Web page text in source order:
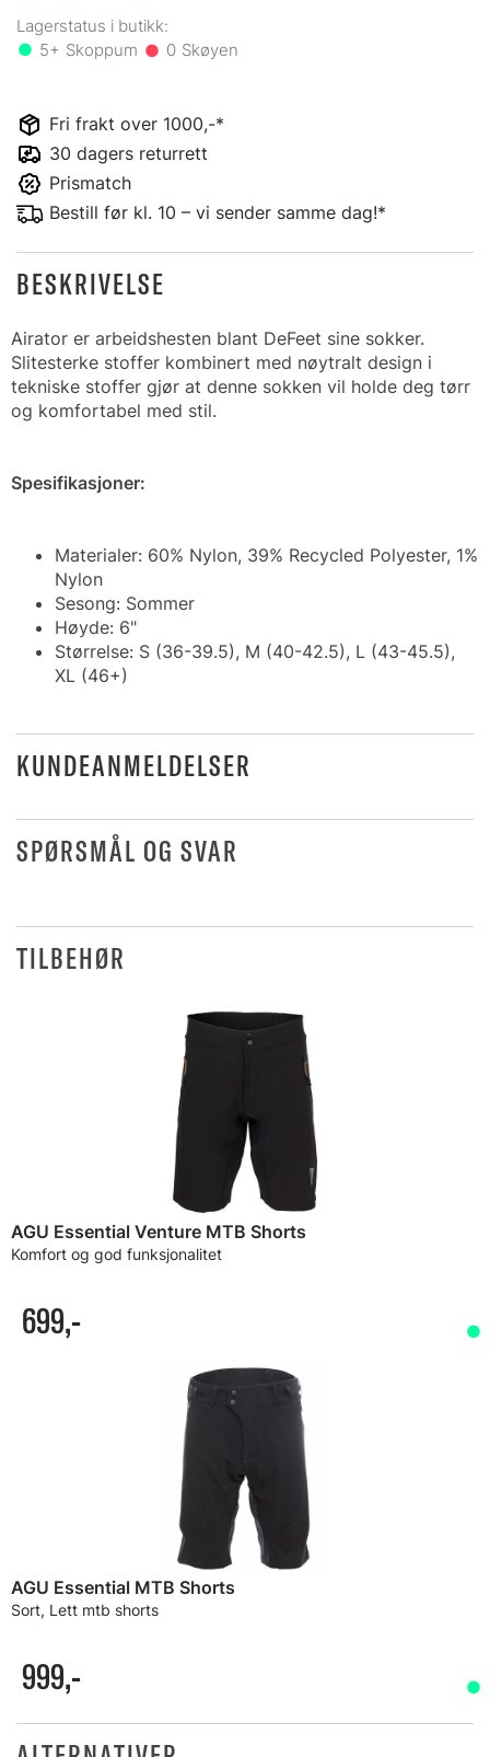
5+ 0
Fri frakt over 1000,-*
30 dagers returrett
Prismatch
Bestill før kl. 10 – vi sender samme dag!*
BESKRIVELSE
Airator er arbeidshesten blant DeFeet sine sokker.
Slitesterke stoffer kombinert med nøytralt design i
tekniske stoffer gjør at denne sokken vil holde deg tørr
og komfortabel med stil.
Spesifikasjoner:
Materialer: 60% Nylon, 39% Recycled Polyester, 1%
Nylon
Sesong: Sommer
Høyde: 6"
Størrelse: S (36-39.5), M (40-42.5), L (43-45.5),
XL (46+)
KUNDEANMELDELSER
SPØRSMÅL OG SVAR
TILBEHØR
AGU Essential Venture MTB Shorts
Komfort og god funksjonalitet
699,-
AGU Essential MTB Shorts
Sort, Lett mtb shorts
999,-